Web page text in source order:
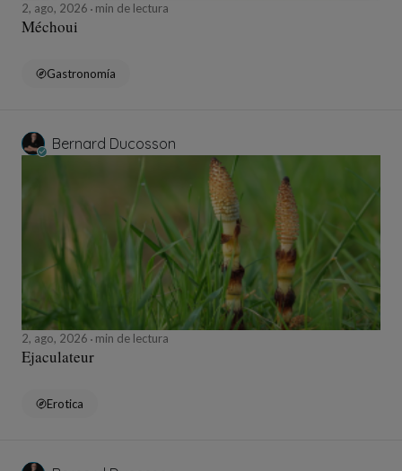
2, ago, 2026 min de lectura
Méchoui
Gastronomía
Bernard Ducosson
2, ago, 2026 min de lectura
Ejaculateur
Erotica